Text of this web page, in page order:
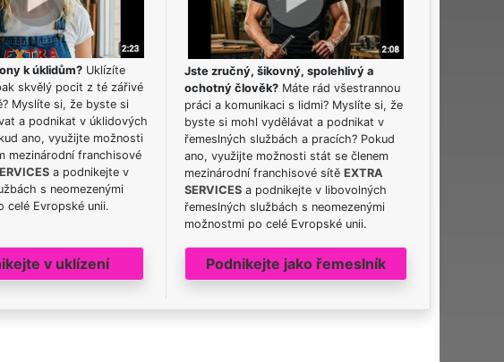
k úklidům?Uklízíte
skvělý pocit z té zářivé
Myslíte si, že byste si
a podnikat v úklidových
ano, využijte možnosti
mezinárodní franchisové
a podnikejte v
s neomezenými
celé Evropské unii.
v uklízení
Jste zručný, šikovný, spolehlivý a
ochotný člověk? Máte rád všestrannou
práci a komunikaci s lidmi? Myslíte si, že
byste si mohl vydělávat a podnikat v
řemeslných službách a pracích? Pokud
ano, využijte možnosti stát se členem
mezinárodní franchisové sítěEXTRA
SERVICES a podnikejte v libovolných
řemeslných službách s neomezenými
možnostmi po celé Evropské unii.
Podnikejte jako řemeslník